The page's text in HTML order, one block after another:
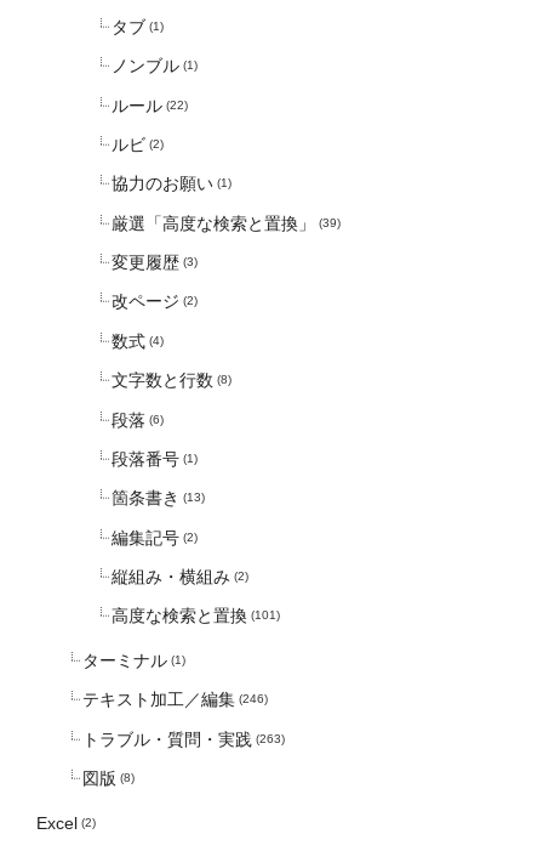
タブ (1)
ノンブル (1)
ルール (22)
ルビ (2)
協力のお願い (1)
厳選「高度な検索と置換」 (39)
変更履歴 (3)
改ページ (2)
数式 (4)
文字数と行数 (8)
段落 (6)
段落番号 (1)
箇条書き (13)
編集記号 (2)
縦組み・横組み (2)
高度な検索と置換 (101)
ターミナル (1)
テキスト加工／編集 (246)
トラブル・質問・実践 (263)
図版 (8)
Excel (2)